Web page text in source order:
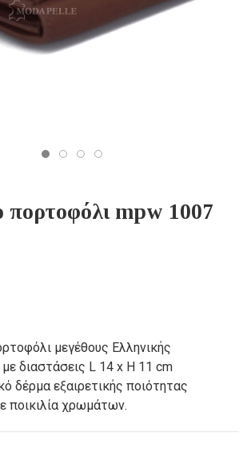
πορτοφόλι mpw 1007
μεγέθους Ελληνικής
διαστάσεις L 14 x H 11 cm
δέρμα εξαιρετικής ποιότητας
ποικιλία χρωμάτων.